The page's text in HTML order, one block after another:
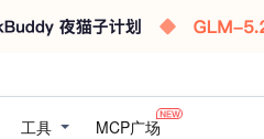
工具 MCP广场